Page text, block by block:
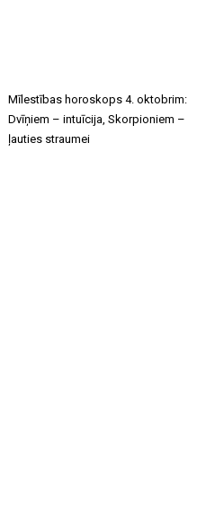
Mīlestības horoskops 4. oktobrim:
Dvīņiem – intuīcija, Skorpioniem –
ļauties straumei